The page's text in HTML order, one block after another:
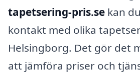
tapetsering-pris.se kan
kontakt med olika
Helsingborg. Det gör det
att jämföra priser och